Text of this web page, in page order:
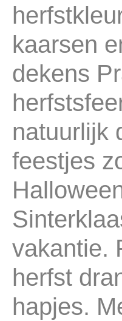
kaarsen
dekens
natuurlijk
feestjes
vakantie.
herfst
hapjes.